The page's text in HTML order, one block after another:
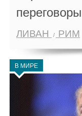
ЛИВАН РИМ
В МИРЕ